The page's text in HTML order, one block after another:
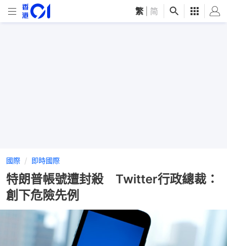
繁 简
國際 即時國際
特朗普帳號遭封殺 Twitter行政總裁：
創下危險先例